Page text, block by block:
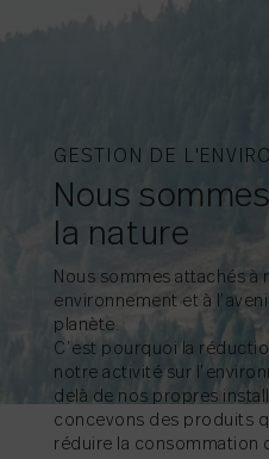
GESTION DE
Nous
la nature
Nous sommes attachés à
environnement et à
planète.
C’est pourquoi la
notre activité sur
delà de nos propres
concevons des produits
réduire la consommation